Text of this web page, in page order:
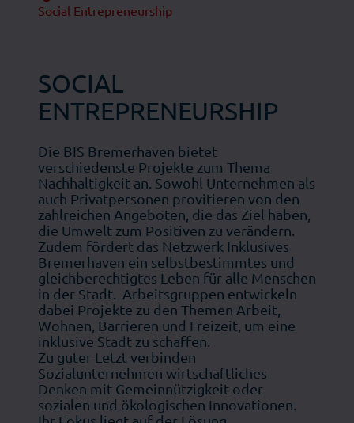
Social Entrepreneurship
SOCIAL
ENTREPRENEURSHIP
Die BIS Bremerhaven bietet
verschiedenste Projekte zum Thema
Nachhaltigkeit an. Sowohl Unternehmen als
auch Privatpersonen provitieren von den
zahlreichen Angeboten, die das Ziel haben,
die Umwelt zum Positiven zu verändern.
Zudem fördert das Netzwerk Inklusives
Bremerhaven ein selbstbestimmtes und
gleichberechtigtes Leben für alle Menschen
in der Stadt. Arbeitsgruppen entwickeln
dabei Projekte zu den Themen Arbeit,
Wohnen, Barrieren und Freizeit, um eine
inklusive Stadt zu schaffen.
Zu guter Letzt verbinden
Sozialunternehmen wirtschaftliches
Denken mit Gemeinnützigkeit oder
sozialen und ökologischen Innovationen.